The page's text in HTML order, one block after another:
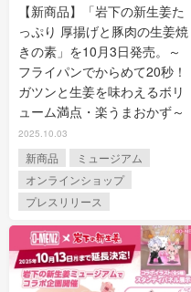
【新商品】「岩下の新生姜た
っぷり 厚揚げと豚肉の生姜焼
きの素」を10月3日発売。～
フライパンでからめて20秒！
ガツンと生姜を味わえるボリ
ューム満点・楽うまおかず～
2025.10.03
新商品
ミュージアム
オンラインショップ
プレスリリース